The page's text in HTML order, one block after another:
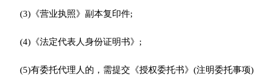
(3)《营业执照》副本复印件;
(4)《法定代表人身份证明书》;
(5)有委托代理人的，需提交《授权委托书》(注明委托事项)